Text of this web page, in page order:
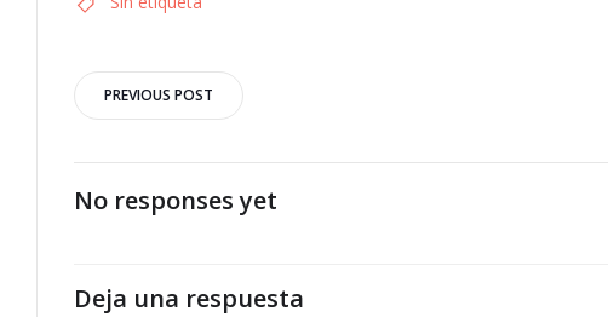
Navegación
por
las
entradas
PREVIOUS POST
No responses yet
Deja una respuesta